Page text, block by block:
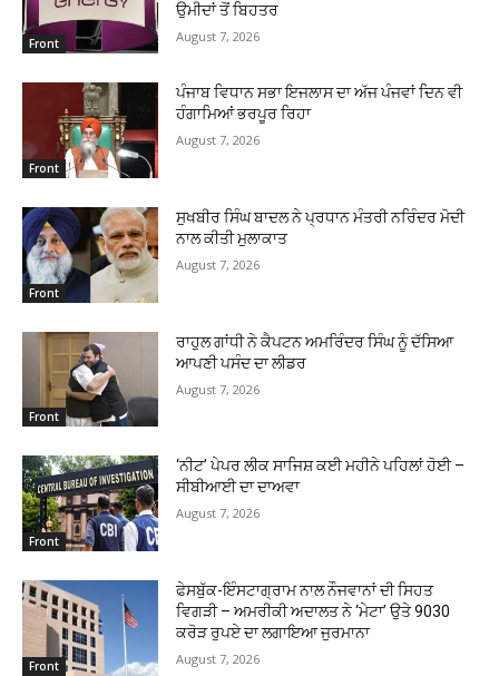
Front
ਉਮੀਦਾਂ ਤੋਂ ਬਿਹਤਰ
August 7, 2026
Front
ਪੰਜਾਬ ਵਿਧਾਨ ਸਭਾ ਇਜਲਾਸ ਦਾ ਅੱਜ ਪੰਜਵਾਂ ਦਿਨ ਵੀ
ਹੰਗਾਮਿਆਂ ਭਰਪੂਰ ਰਿਹਾ
August 7, 2026
Front
ਸੁਖਬੀਰ ਸਿੰਘ ਬਾਦਲ ਨੇ ਪ੍ਰਧਾਨ ਮੰਤਰੀ ਨਰਿੰਦਰ ਮੋਦੀ
ਨਾਲ ਕੀਤੀ ਮੁਲਾਕਾਤ
August 7, 2026
Front
ਰਾਹੁਲ ਗਾਂਧੀ ਨੇ ਕੈਪਟਨ ਅਮਰਿੰਦਰ ਸਿੰਘ ਨੂੰ ਦੱਸਿਆ
ਆਪਣੀ ਪਸੰਦ ਦਾ ਲੀਡਰ
August 7, 2026
Front
‘ਨੀਟ’ ਪੇਪਰ ਲੀਕ ਸਾਜਿਸ਼ ਕਈ ਮਹੀਨੇ ਪਹਿਲਾਂ ਹੋਈ –
ਸੀਬੀਆਈ ਦਾ ਦਾਅਵਾ
August 7, 2026
Front
ਫੇਸਬੁੱਕ-ਇੰਸਟਾਗ੍ਰਾਮ ਨਾਲ ਨੌਜਵਾਨਾਂ ਦੀ ਸਿਹਤ
ਵਿਗੜੀ – ਅਮਰੀਕੀ ਅਦਾਲਤ ਨੇ ‘ਮੇਟਾ’ ਉਤੇ 9030
ਕਰੋੜ ਰੁਪਏ ਦਾ ਲਗਾਇਆ ਜੁਰਮਾਨਾ
August 7, 2026